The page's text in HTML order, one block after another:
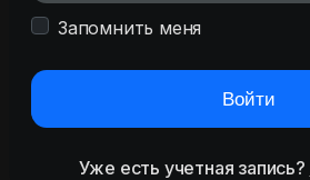
Запомнить меня
Войти
Уже есть учетная запись?